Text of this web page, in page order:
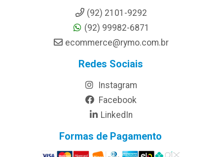
(92) 2101-9292
(92) 99982-6871
ecommerce@rymo.com.br
Redes Sociais
Instagram
Facebook
LinkedIn
Formas de Pagamento